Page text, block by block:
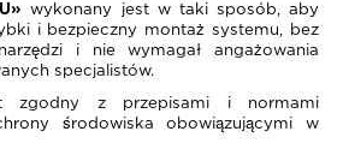
wykonany jest w taki sposób, aby
i bezpieczny montaż systemu, bez
i nie wymagał angażowania
specjalistów.
zgodny z przepisami i normami
środowiska obowiązującymi w